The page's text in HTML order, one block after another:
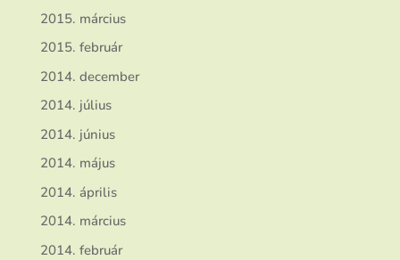
2015. március
2015. február
2014. december
2014. július
2014. június
2014. május
2014. április
2014. március
2014. február